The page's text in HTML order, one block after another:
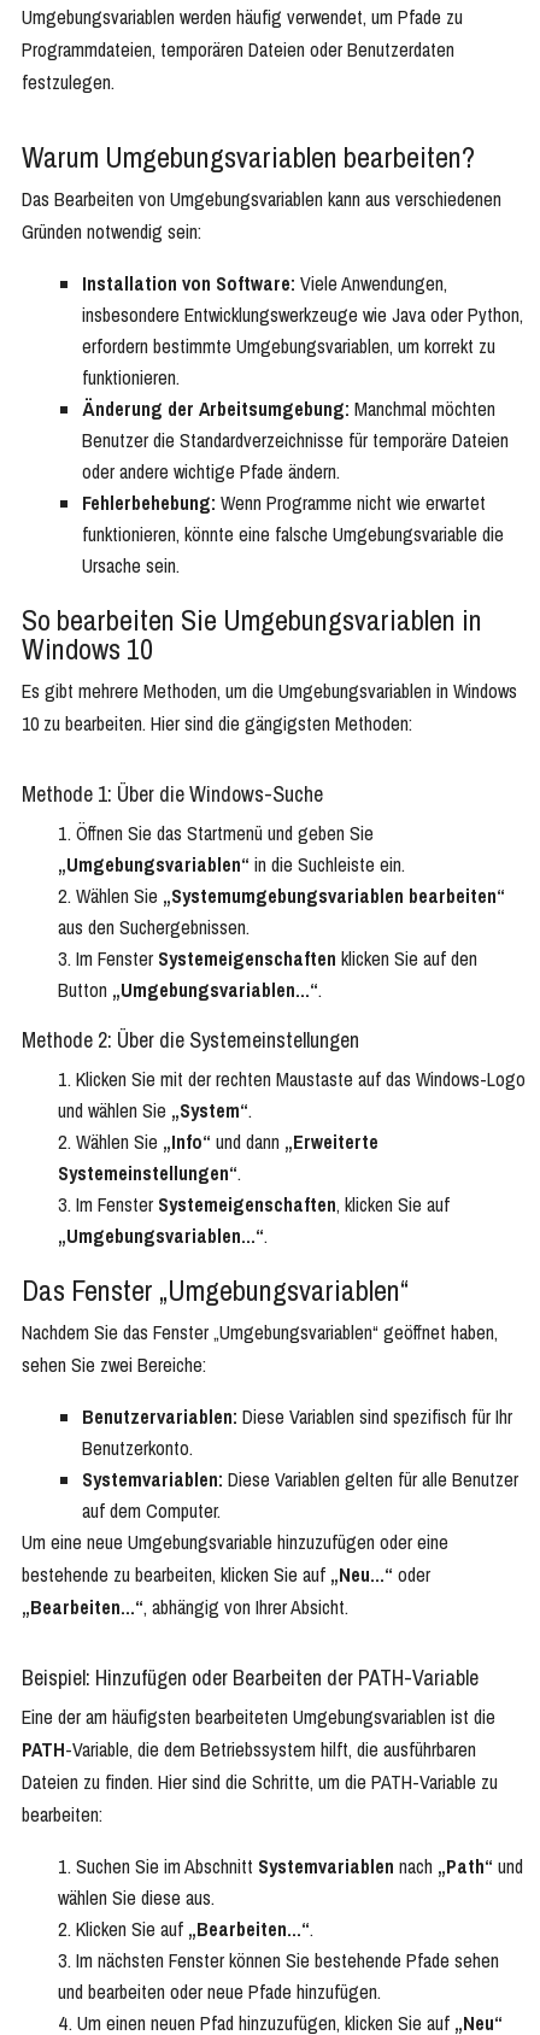
Umgebungsvariablen werden häufig verwendet, um Pfade zu
Programmdateien, temporären Dateien oder Benutzerdaten
festzulegen.
Warum Umgebungsvariablen bearbeiten?
Das Bearbeiten von Umgebungsvariablen kann aus verschiedenen
Gründen notwendig sein:
Installation von Software: Viele Anwendungen,
insbesondere Entwicklungswerkzeuge wie Java oder Python,
erfordern bestimmte Umgebungsvariablen, um korrekt zu
funktionieren.
Änderung der Arbeitsumgebung: Manchmal möchten
Benutzer die Standardverzeichnisse für temporäre Dateien
oder andere wichtige Pfade ändern.
Fehlerbehebung: Wenn Programme nicht wie erwartet
funktionieren, könnte eine falsche Umgebungsvariable die
Ursache sein.
So bearbeiten Sie Umgebungsvariablen in
Windows 10
Es gibt mehrere Methoden, um die Umgebungsvariablen in Windows
10 zu bearbeiten. Hier sind die gängigsten Methoden:
Methode 1: Über die Windows-Suche
Öffnen Sie das Startmenü und geben Sie
„Umgebungsvariablen“ in die Suchleiste ein.
Wählen Sie „Systemumgebungsvariablen bearbeiten“
aus den Suchergebnissen.
Im Fenster Systemeigenschaften klicken Sie auf den
Button „Umgebungsvariablen…“.
Methode 2: Über die Systemeinstellungen
Klicken Sie mit der rechten Maustaste auf das Windows-Logo
und wählen Sie „System“.
Wählen Sie „Info“ und dann „Erweiterte
Systemeinstellungen“.
Im Fenster Systemeigenschaften, klicken Sie auf
„Umgebungsvariablen…“.
Das Fenster „Umgebungsvariablen“
Nachdem Sie das Fenster „Umgebungsvariablen“ geöffnet haben,
sehen Sie zwei Bereiche:
Benutzervariablen: Diese Variablen sind spezifisch für Ihr
Benutzerkonto.
Systemvariablen: Diese Variablen gelten für alle Benutzer
auf dem Computer.
Um eine neue Umgebungsvariable hinzuzufügen oder eine
bestehende zu bearbeiten, klicken Sie auf „Neu…“ oder
„Bearbeiten…“, abhängig von Ihrer Absicht.
Beispiel: Hinzufügen oder Bearbeiten der PATH-Variable
Eine der am häufigsten bearbeiteten Umgebungsvariablen ist die
PATH-Variable, die dem Betriebssystem hilft, die ausführbaren
Dateien zu finden. Hier sind die Schritte, um die PATH-Variable zu
bearbeiten:
Suchen Sie im Abschnitt Systemvariablen nach „Path“ und
wählen Sie diese aus.
Klicken Sie auf „Bearbeiten…“.
Im nächsten Fenster können Sie bestehende Pfade sehen
und bearbeiten oder neue Pfade hinzufügen.
Um einen neuen Pfad hinzuzufügen, klicken Sie auf „Neu“